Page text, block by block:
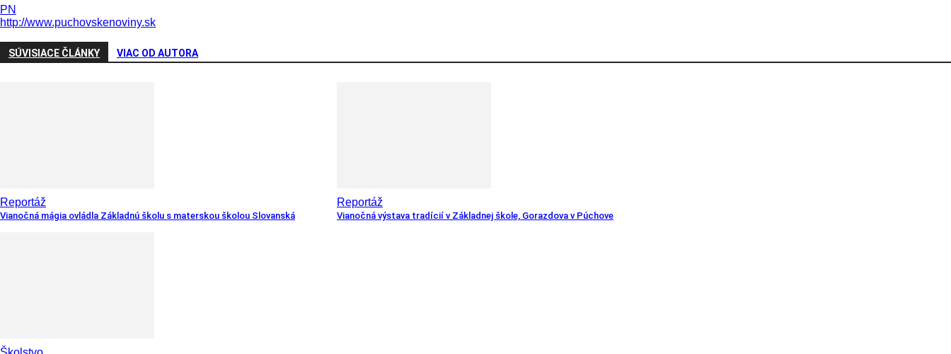
PN
http://www.puchovskenoviny.sk
SÚVISIACE ČLÁNKY VIAC OD AUTORA
Reportáž
Vianočná mágia ovládla Základnú školu s materskou školou Slovanská
Reportáž
Vianočná výstava tradícií v Základnej škole, Gorazdova v Púchove